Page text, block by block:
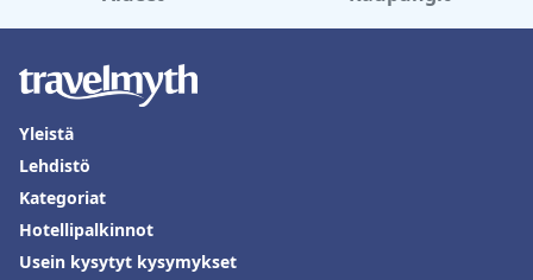
Yleistä
Lehdistö
Kategoriat
Hotellipalkinnot
Usein kysytyt kysymykset